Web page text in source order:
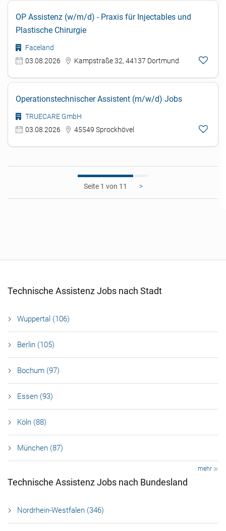
OP Assistenz (w/m/d) - Praxis für Injectables und
Plastische Chirurgie
Faceland
03.08.2026
Kampstraße 32, 44137 Dortmund
Operationstechnischer Assistent (m/w/d) Jobs
TRUECARE GmbH
03.08.2026
45549 Sprockhövel
1 >
Technische Assistenz Jobs nach Stadt
Wuppertal (106)
Berlin (105)
Bochum (97)
Essen (93)
Köln (88)
München (87)
mehr
Technische Assistenz Jobs nach Bundesland
Nordrhein-Westfalen (346)